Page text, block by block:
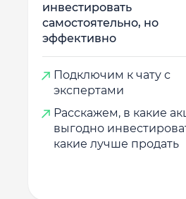
инвестировать
самостоятельно, но
эффективно
Подключим к чату с
экспертами
Расскажем, в какие
выгодно
какие лучше продать